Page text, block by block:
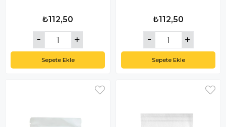
₺112,50
Sepete Ekle
₺112,50
Sepete Ekle